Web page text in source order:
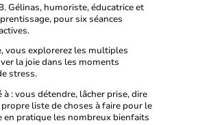
Gélinas, humoriste, éducatrice et
pour six séances
vous explorerez les multiples
la joie dans les moments
stress.
à : vous détendre, lâcher prise, dire
liste de choses à faire pour le
en pratique les nombreux bienfaits